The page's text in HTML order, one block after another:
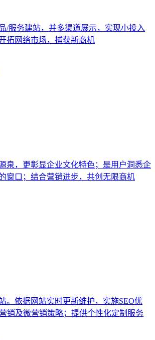
/服务建站，并多渠道展示，实现小投入
拓网络市场，捕获新商机
泉，更彰显企业文化特色；是用户洞悉企
窗口；结合营销进步，共创无限商机
。依据网站实时更新维护，实施SEO优
销及微营销策略；提供个性化定制服务